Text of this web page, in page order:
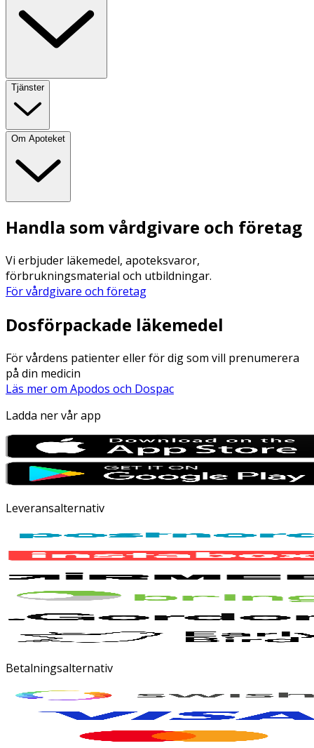
Tjänster
Om Apoteket
Handla som vårdgivare och företag
Vi erbjuder läkemedel, apoteksvaror,
förbrukningsmaterial och utbildningar.
För vårdgivare och företag
Dosförpackade läkemedel
För vårdens patienter eller för dig som vill prenumerera
på din medicin
Läs mer om Apodos och Dospac
Ladda ner vår app
Leveransalternativ
Betalningsalternativ